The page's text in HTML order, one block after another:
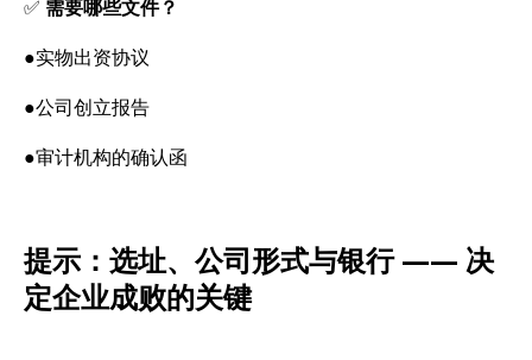
✅ 需要哪些文件？
●实物出资协议
●公司创立报告
●审计机构的确认函
提示：选址、公司形式与银行 —— 决
定企业成败的关键